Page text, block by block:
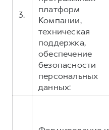
3.
платформ
Компании,
техническая
поддержка,
обеспечение
безопасности
персональных
данных: